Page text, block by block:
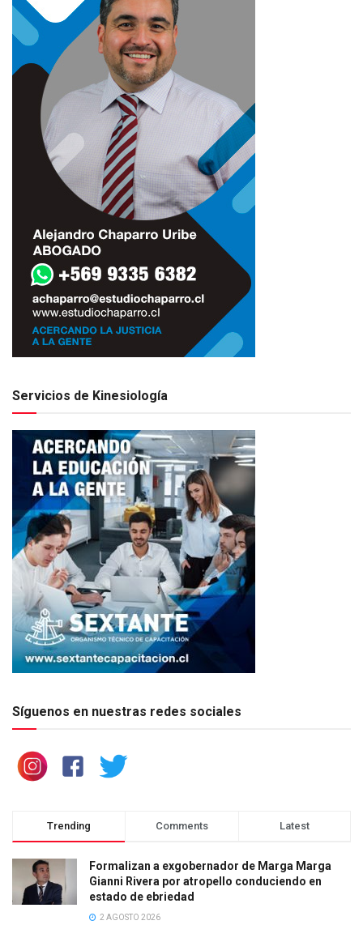
Servicios de Kinesiología
Síguenos en nuestras redes sociales
Trending Comments Latest
Formalizan a exgobernador de Marga Marga
Gianni Rivera por atropello conduciendo en
estado de ebriedad
2 AGOSTO 2026